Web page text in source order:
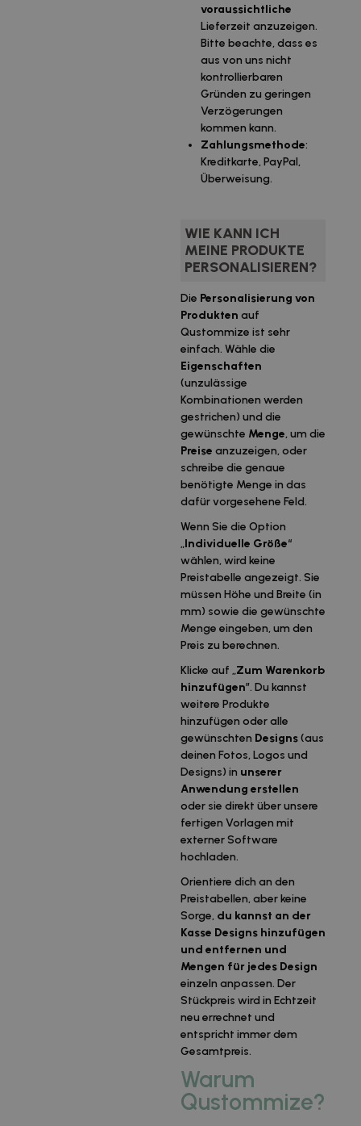
voraussichtliche
Lieferzeit anzuzeigen.
Bitte beachte, dass es
aus von uns nicht
kontrollierbaren
Gründen zu geringen
Verzögerungen
kommen kann.
Zahlungsmethode:
Kreditkarte, PayPal,
Überweisung.
WIE KANN ICH
MEINE PRODUKTE
PERSONALISIEREN?
Die Personalisierung von
Produkten auf
Qustommize ist sehr
einfach. Wähle die
Eigenschaften
(unzulässige
Kombinationen werden
gestrichen) und die
gewünschte Menge, um die
Preise anzuzeigen, oder
schreibe die genaue
benötigte Menge in das
dafür vorgesehene Feld.
Wenn Sie die Option
„Individuelle Größe“
wählen, wird keine
Preistabelle angezeigt. Sie
müssen Höhe und Breite (in
mm) sowie die gewünschte
Menge eingeben, um den
Preis zu berechnen.
Klicke auf „Zum Warenkorb
hinzufügen”. Du kannst
weitere Produkte
hinzufügen oder alle
gewünschten Designs(aus
deinen Fotos, Logos und
Designs) in unserer
Anwendung erstellen
oder sie direkt über unsere
fertigen Vorlagen mit
externer Software
hochladen.
Orientiere dich an den
Preistabellen, aber keine
Sorge, du kannst an der
Kasse Designs hinzufügen
und entfernen und
Mengen für jedes Design
einzeln anpassen. Der
Stückpreis wird in Echtzeit
neu errechnet und
entspricht immer dem
Gesamtpreis.
Warum
Qustommize?